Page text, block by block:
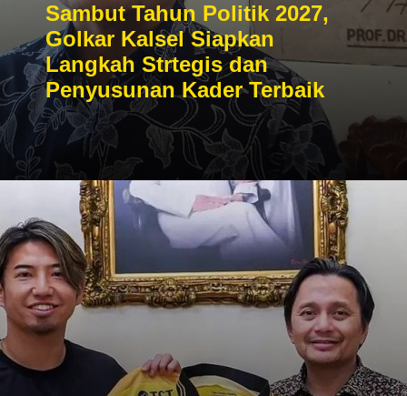
Sambut Tahun Politik 2027,
Golkar Kalsel Siapkan
Langkah Strtegis dan
Penyusunan Kader Terbaik